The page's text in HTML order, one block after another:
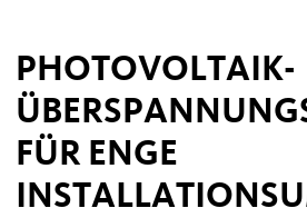
PHOTOVOLTAIK-
FÜR ENGE